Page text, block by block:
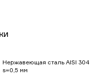
Нержавеющая сталь AISI 304
s=0,5 мм